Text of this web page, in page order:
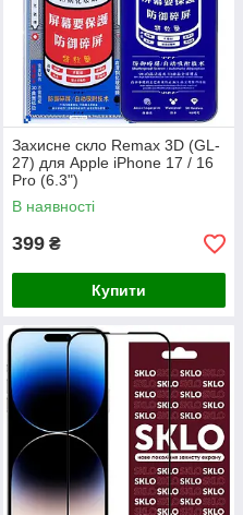
Захисне скло Remax 3D (GL-
27) для Apple iPhone 17 / 16
Pro (6.3")
В наявності
399 ₴
Купити